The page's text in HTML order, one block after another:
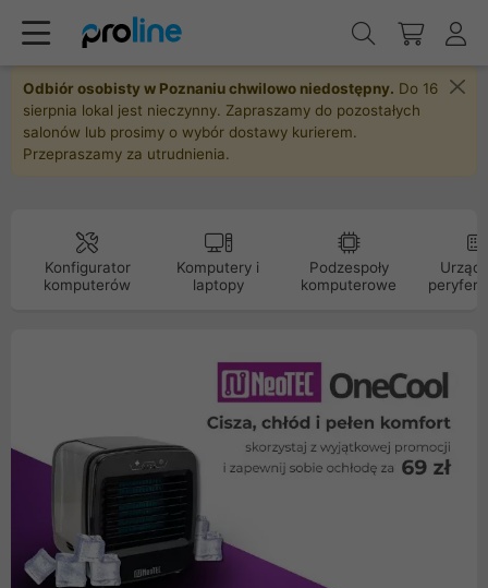
Odbiór osobisty w Poznaniu chwilowo niedostępny. Do 16
sierpnia lokal jest nieczynny. Zapraszamy do pozostałych
salonów lub prosimy o wybór dostawy kurierem.
Przepraszamy za utrudnienia.
Konfigurator
komputerów
Komputery i
laptopy
Podzespoły
komputerowe